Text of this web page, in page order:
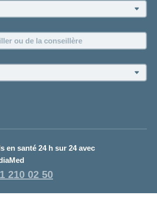
en santé 24 h sur 24 avec
210 02 50